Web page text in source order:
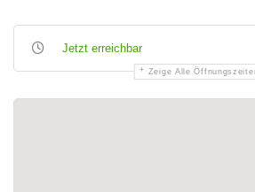
Jetzt erreichbar
Zeige Alle